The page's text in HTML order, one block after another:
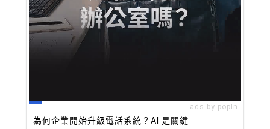
ads by popIn
為何企業開始升級電話系統？AI 是關鍵